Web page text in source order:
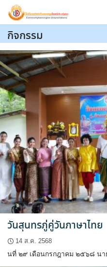
Skip
content
กิจกรรม
วันสุนทรภู่คู่วันภาษาไทย
14 ส.ค. 2568
นที่ ๒๙ เดือนกรกฎาคม ๒๕๖๘ น